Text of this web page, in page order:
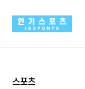
스포츠